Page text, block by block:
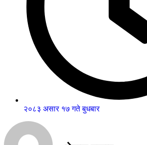
२०८३ असार १७ गते बुधबार